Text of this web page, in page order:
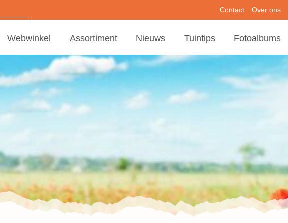
Contact Over ons
Webwinkel Assortiment Nieuws Tuintips Fotoalbums